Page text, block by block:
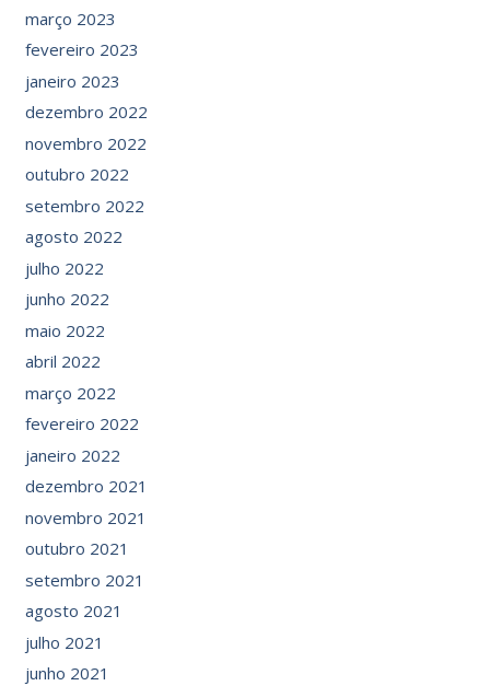
março 2023
fevereiro 2023
janeiro 2023
dezembro 2022
novembro 2022
outubro 2022
setembro 2022
agosto 2022
julho 2022
junho 2022
maio 2022
abril 2022
março 2022
fevereiro 2022
janeiro 2022
dezembro 2021
novembro 2021
outubro 2021
setembro 2021
agosto 2021
julho 2021
junho 2021